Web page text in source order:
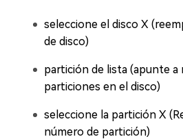
seleccione el disco X
de disco)
partición de lista (apunte a
particiones en el disco)
seleccione la partición X
número de partición)